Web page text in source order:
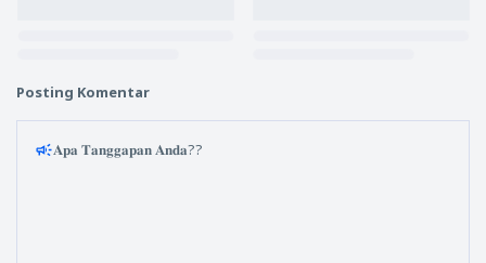
Posting Komentar
𝐀𝐩𝐚 𝐓𝐚𝐧𝐠𝐠𝐚𝐩𝐚𝐧 𝐀𝐧𝐝𝐚??